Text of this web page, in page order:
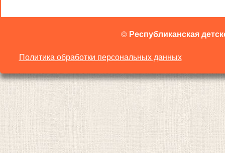
© Республиканская
Политика обработки персональных данных